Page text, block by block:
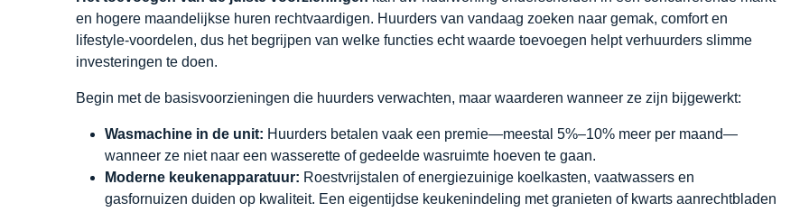
en hogere maandelijkse huren rechtvaardigen. Huurders van vandaag zoeken naar gemak, comfort en
lifestyle-voordelen, dus het begrijpen van welke functies echt waarde toevoegen helpt verhuurders slimme
investeringen te doen.
Begin met de basisvoorzieningen die huurders verwachten, maar waarderen wanneer ze zijn bijgewerkt:
Wasmachine in de unit: Huurders betalen vaak een premie—meestal 5%–10% meer per maand—
wanneer ze niet naar een wasserette of gedeelde wasruimte hoeven te gaan.
Moderne keukenapparatuur: Roestvrijstalen of energiezuinige koelkasten, vaatwassers en
gasfornuizen duiden op kwaliteit. Een eigentijdse keukenindeling met granieten of kwarts aanrechtbladen